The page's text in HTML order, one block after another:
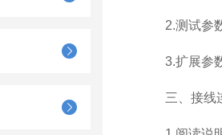
2.测试参数
3.扩展参数
三、接线